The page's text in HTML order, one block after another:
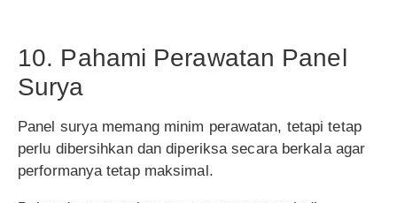
10. Pahami Perawatan Panel
Surya
Panel surya memang minim perawatan, tetapi tetap
perlu dibersihkan dan diperiksa secara berkala agar
performanya tetap maksimal.